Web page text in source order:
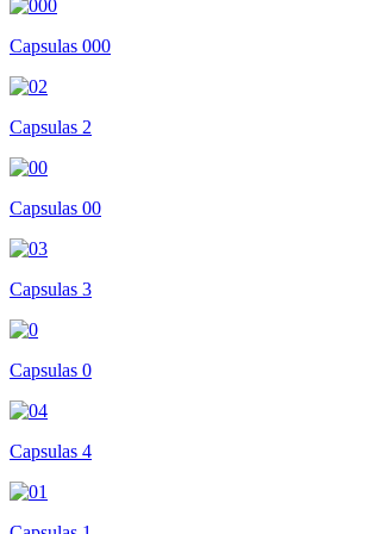
Capsulas 000
Capsulas 2
Capsulas 00
Capsulas 3
Capsulas 0
Capsulas 4